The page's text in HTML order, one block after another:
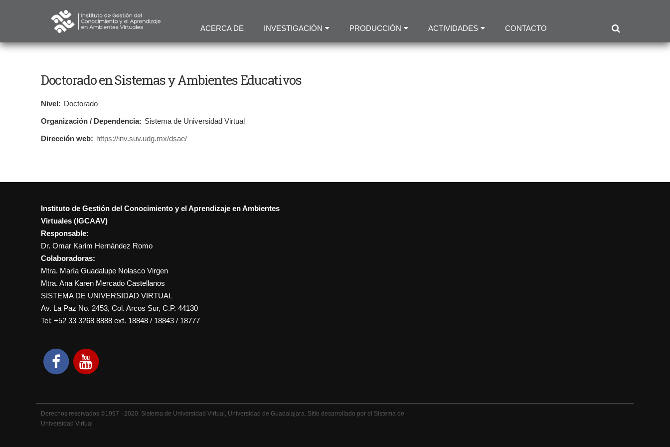
contenido
principal
ACERCA DE INVESTIGACIÓN PRODUCCIÓN ACTIVIDADES CONTACTO
Doctorado en Sistemas y Ambientes Educativos
Nivel: Doctorado
Organización / Dependencia: Sistema de Universidad Virtual
Dirección web: https://inv.suv.udg.mx/dsae/
Instituto de Gestión del Conocimiento y el Aprendizaje en Ambientes
Virtuales (IGCAAV)
Responsable:
Dr. Omar Karim Hernández Romo
Colaboradoras:
Mtra. María Guadalupe Nolasco Virgen
Mtra. Ana Karen Mercado Castellanos
SISTEMA DE UNIVERSIDAD VIRTUAL
Av. La Paz No. 2453, Col. Arcos Sur, C.P. 44130
Tel: +52 33 3268 8888‏ ext. 18848 / 18843 / 18777
Derechos reservados ©1997 - 2020. Sistema de Universidad Virtual, Universidad de Guadalajara. Sitio desarrollado por el Sistema de
Universidad Virtual